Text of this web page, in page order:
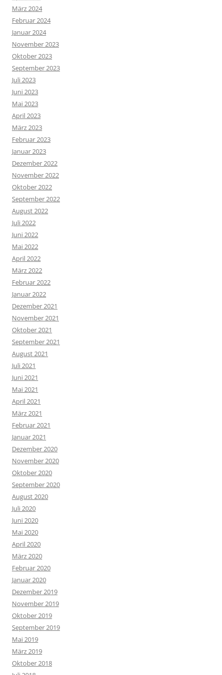
März 2024
Februar 2024
Januar 2024
November 2023
Oktober 2023
September 2023
Juli 2023
Juni 2023
Mai 2023
April 2023
März 2023
Februar 2023
Januar 2023
Dezember 2022
November 2022
Oktober 2022
September 2022
August 2022
Juli 2022
Juni 2022
Mai 2022
April 2022
März 2022
Februar 2022
Januar 2022
Dezember 2021
November 2021
Oktober 2021
September 2021
August 2021
Juli 2021
Juni 2021
Mai 2021
April 2021
März 2021
Februar 2021
Januar 2021
Dezember 2020
November 2020
Oktober 2020
September 2020
August 2020
Juli 2020
Juni 2020
Mai 2020
April 2020
März 2020
Februar 2020
Januar 2020
Dezember 2019
November 2019
Oktober 2019
September 2019
Mai 2019
März 2019
Oktober 2018